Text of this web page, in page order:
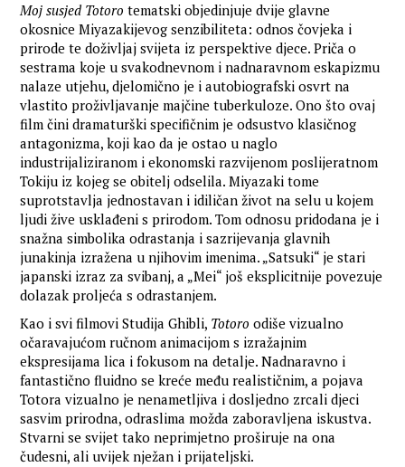
Moj susjed Totorotematski objedinjuje dvije glavne
okosnice Miyazakijevog senzibiliteta: odnos čovjeka i
prirode te doživljaj svijeta iz perspektive djece. Priča o
sestrama koje u svakodnevnom i nadnaravnom eskapizmu
nalaze utjehu, djelomično je i autobiografski osvrt na
vlastito proživljavanje majčine tuberkuloze. Ono što ovaj
film čini dramaturški specifičnim je odsustvo klasičnog
antagonizma, koji kao da je ostao u naglo
industrijaliziranom i ekonomski razvijenom poslijeratnom
Tokiju iz kojeg se obitelj odselila. Miyazaki tome
suprotstavlja jednostavan i idiličan život na selu u kojem
ljudi žive usklađeni s prirodom. Tom odnosu pridodana je i
snažna simbolika odrastanja i sazrijevanja glavnih
junakinja izražena u njihovim imenima. „Satsuki“ je stari
japanski izraz za svibanj, a „Mei“ još eksplicitnije povezuje
dolazak proljeća s odrastanjem.
Kao i svi filmovi Studija Ghibli, Totoro odiše vizualno
očaravajućom ručnom animacijom s izražajnim
ekspresijama lica i fokusom na detalje. Nadnaravno i
fantastično fluidno se kreće među realističnim, a pojava
Totora vizualno je nenametljiva i dosljedno zrcali djeci
sasvim prirodna, odraslima možda zaboravljena iskustva.
Stvarni se svijet tako neprimjetno proširuje na ona
čudesni, ali uvijek nježan i prijateljski.